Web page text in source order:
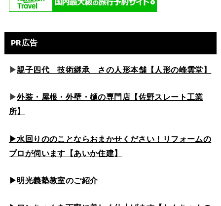
PR広告
▶親子四代 技術継承 さの人形本舗【人形の峰雲堂】
▶外装・屋根・外壁・樋の専門店【佐野スレート工業
所】
▶水回りののことならおまかせください！リフォームの
プロが伺います【あいか住建】
▶明光義塾教室のご紹介